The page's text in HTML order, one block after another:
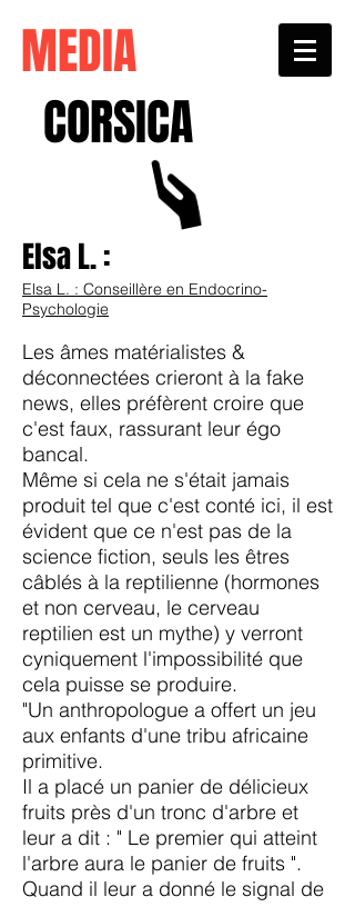
MEDIA
CORSICA
Elsa L. :
Elsa L. : Conseillère en Endocrino-
Psychologie
Les âmes matérialistes &
déconnectées crieront à la fake
news, elles préfèrent croire que
c'est faux, rassurant leur égo
bancal.
Même si cela ne s'était jamais
produit tel que c'est conté ici, il est
évident que ce n'est pas de la
science fiction, seuls les êtres
câblés à la reptilienne (hormones
et non cerveau, le cerveau
reptilien est un mythe) y verront
cyniquement l'impossibilité que
cela puisse se produire.
"Un anthropologue a offert un jeu
aux enfants d'une tribu africaine
primitive.
Il a placé un panier de délicieux
fruits près d'un tronc d'arbre et
leur a dit : " Le premier qui atteint
l'arbre aura le panier de fruits ".
Quand il leur a donné le signal de